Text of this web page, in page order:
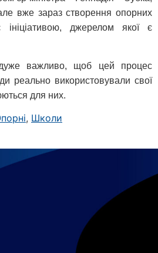
вже зараз створення опорних
ініціативою, джерелом якої є
важливо, щоб цей процес
реально використовували свої
для них.
, Школи